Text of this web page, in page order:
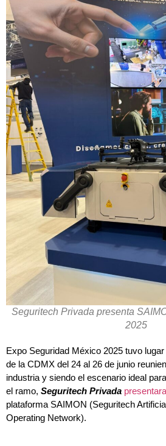
Seguritech Privada presenta
2025
Expo Seguridad México 2025 tuvo
de la CDMX del 24 al 26 de junio
industria y siendo el escenario ideal
el ramo, Seguritech Privada
plataforma SAIMON (Seguritech
Operating Network).